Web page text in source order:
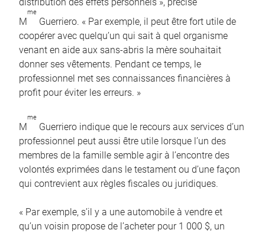
M
me
Guerriero. « Par exemple, il peut être fort utile de
coopérer avec quelqu’un qui sait à quel organisme
venant en aide aux sans-abris la mère souhaitait
donner ses vêtements. Pendant ce temps, le
professionnel met ses connaissances financières à
profit pour éviter les erreurs. »
M
me
Guerriero indique que le recours aux services d’un
professionnel peut aussi être utile lorsque l’un des
membres de la famille semble agir à l’encontre des
volontés exprimées dans le testament ou d’une façon
qui contrevient aux règles fiscales ou juridiques.
« Par exemple, s’il y a une automobile à vendre et
qu’un voisin propose de l’acheter pour 1 000 $, un